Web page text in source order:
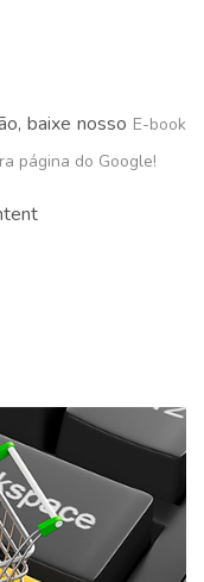
baixe nosso E-book
página do Google!